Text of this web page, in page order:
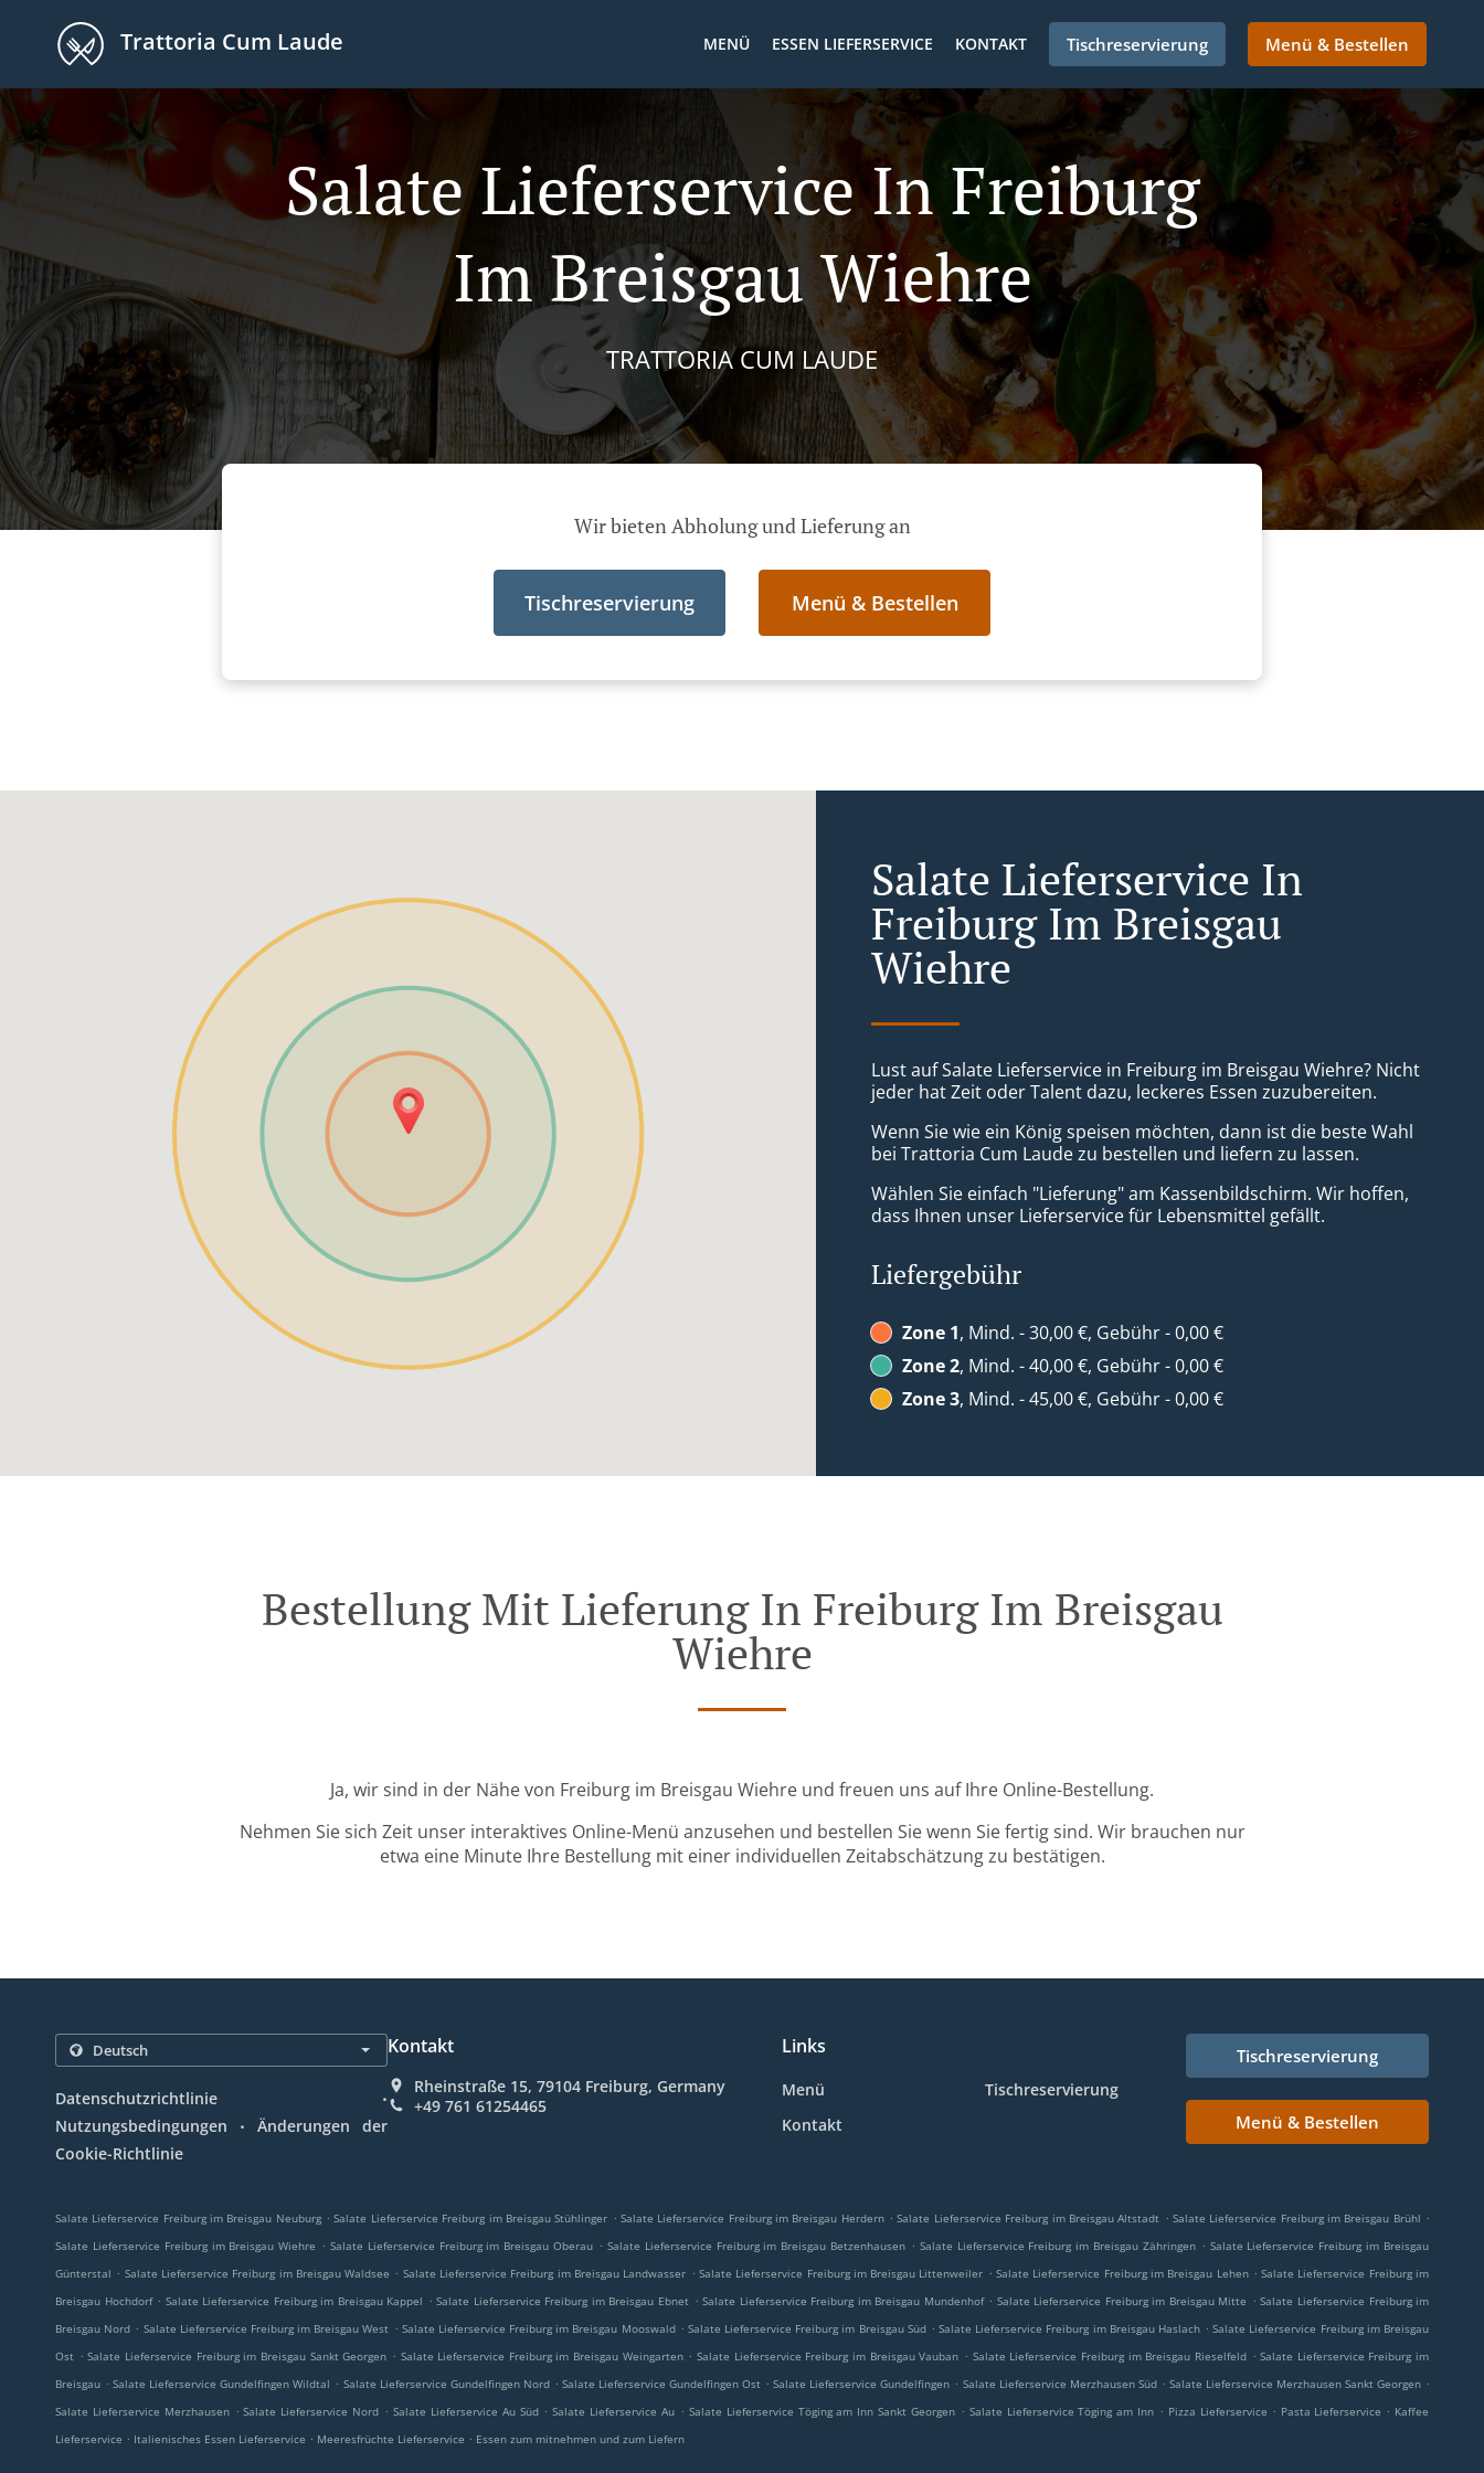
Trattoria Cum Laude MENÜ ESSEN LIEFERSERVICE KONTAKT Tischreservierung Menü & Bestellen
Salate Lieferservice In Freiburg
Im Breisgau Wiehre
TRATTORIA CUM LAUDE
Wir bieten Abholung und Lieferung an
Tischreservierung Menü & Bestellen
Salate Lieferservice In
Freiburg Im Breisgau
Wiehre
Lust auf Salate Lieferservice in Freiburg im Breisgau Wiehre? Nicht
jeder hat Zeit oder Talent dazu, leckeres Essen zuzubereiten.
Wenn Sie wie ein König speisen möchten, dann ist die beste Wahl
bei Trattoria Cum Laude zu bestellen und liefern zu lassen.
Wählen Sie einfach "Lieferung" am Kassenbildschirm. Wir hoffen,
dass Ihnen unser Lieferservice für Lebensmittel gefällt.
Liefergebühr
Zone 1, Mind. - 30,00 €, Gebühr - 0,00 €
Zone 2, Mind. - 40,00 €, Gebühr - 0,00 €
Zone 3, Mind. - 45,00 €, Gebühr - 0,00 €
Bestellung Mit Lieferung In Freiburg Im Breisgau
Wiehre
Ja, wir sind in der Nähe von Freiburg im Breisgau Wiehre und freuen uns auf Ihre Online-Bestellung.
Nehmen Sie sich Zeit unser interaktives Online-Menü anzusehen und bestellen Sie wenn Sie fertig sind. Wir brauchen nur
etwa eine Minute Ihre Bestellung mit einer individuellen Zeitabschätzung zu bestätigen.
Datenschutzrichtlinie .
Nutzungsbedingungen .
Änderungen der
Cookie-Richtlinie
Kontakt
Rheinstraße 15, 79104 Freiburg, Germany
+49 761 61254465
Links
Menü
Tischreservierung
Kontakt
Tischreservierung
Menü & Bestellen
Salate Lieferservice Freiburg im Breisgau Neuburg . Salate Lieferservice Freiburg im Breisgau Stühlinger . Salate Lieferservice Freiburg im Breisgau Herdern . Salate Lieferservice Freiburg im Breisgau Altstadt . Salate Lieferservice Freiburg im Breisgau Brühl .
Salate Lieferservice Freiburg im Breisgau Wiehre . Salate Lieferservice Freiburg im Breisgau Oberau . Salate Lieferservice Freiburg im Breisgau Betzenhausen . Salate Lieferservice Freiburg im Breisgau Zähringen . Salate Lieferservice Freiburg im Breisgau
Günterstal . Salate Lieferservice Freiburg im Breisgau Waldsee . Salate Lieferservice Freiburg im Breisgau Landwasser . Salate Lieferservice Freiburg im Breisgau Littenweiler . Salate Lieferservice Freiburg im Breisgau Lehen . Salate Lieferservice Freiburg im
Breisgau Hochdorf . Salate Lieferservice Freiburg im Breisgau Kappel . Salate Lieferservice Freiburg im Breisgau Ebnet . Salate Lieferservice Freiburg im Breisgau Mundenhof . Salate Lieferservice Freiburg im Breisgau Mitte . Salate Lieferservice Freiburg im
Breisgau Nord . Salate Lieferservice Freiburg im Breisgau West . Salate Lieferservice Freiburg im Breisgau Mooswald . Salate Lieferservice Freiburg im Breisgau Süd . Salate Lieferservice Freiburg im Breisgau Haslach . Salate Lieferservice Freiburg im Breisgau
Ost . Salate Lieferservice Freiburg im Breisgau Sankt Georgen . Salate Lieferservice Freiburg im Breisgau Weingarten . Salate Lieferservice Freiburg im Breisgau Vauban . Salate Lieferservice Freiburg im Breisgau Rieselfeld . Salate Lieferservice Freiburg im
Breisgau . Salate Lieferservice Gundelfingen Wildtal . Salate Lieferservice Gundelfingen Nord . Salate Lieferservice Gundelfingen Ost . Salate Lieferservice Gundelfingen . Salate Lieferservice Merzhausen Süd . Salate Lieferservice Merzhausen Sankt Georgen .
Salate Lieferservice Merzhausen . Salate Lieferservice Nord . Salate Lieferservice Au Süd . Salate Lieferservice Au . Salate Lieferservice Töging am Inn Sankt Georgen . Salate Lieferservice Töging am Inn . Pizza Lieferservice . Pasta Lieferservice . Kaffee
Lieferservice . Italienisches Essen Lieferservice . Meeresfrüchte Lieferservice . Essen zum mitnehmen und zum Liefern